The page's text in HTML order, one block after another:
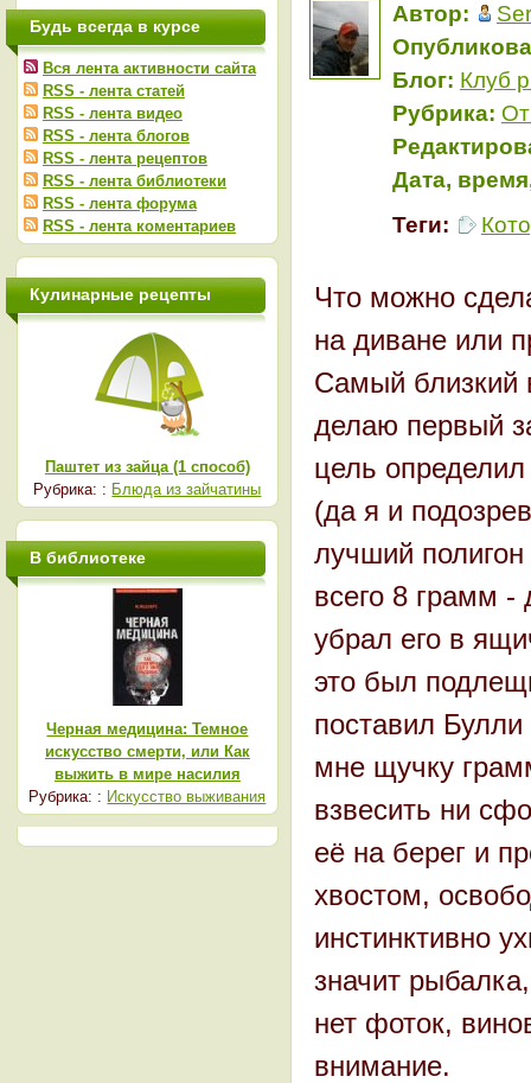
Автор:
Блог: Клуб
Рубрика:
Дата,
Теги:
Что можно
на диване или
Самый близкий
делаю первый
цель
(да я и
лучший
всего 8 грамм -
убрал его в
это был
поставил
мне щучку
взвесить ни
её на берег и
хвостом,
инстинктивно
значит
нет фоток,
внимание.
Будь всегда в курсе
Вся лента активности сайта
RSS - лента статей
RSS - лента видео
RSS - лента блогов
RSS - лента рецептов
RSS - лента библиотеки
RSS - лента форума
RSS - лента коментариев
Кулинарные рецепты
Паштет из зайца (1 способ)
Рубрика: : Блюда из зайчатины
В библиотеке
Черная медицина: Темное
искусство смерти, или Как
выжить в мире насилия
Рубрика: : Искусство выживания